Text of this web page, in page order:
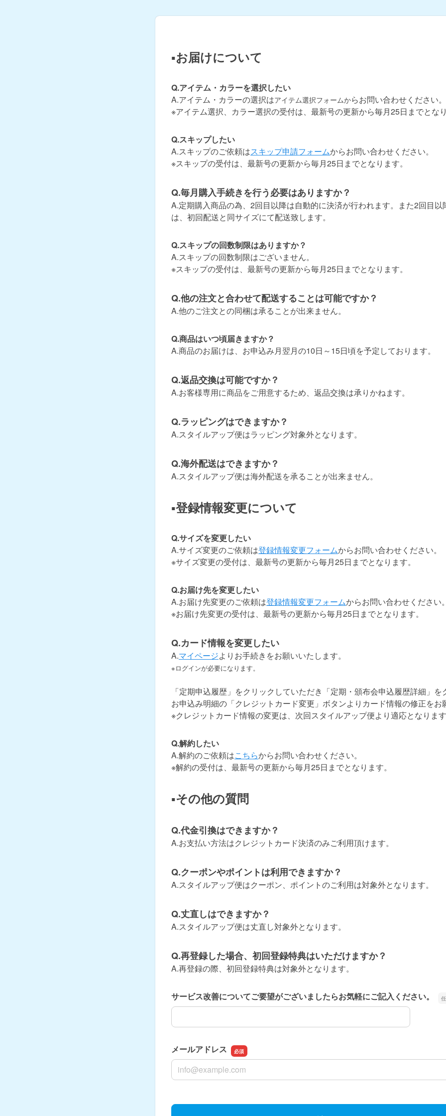
▪お届けについて
Q.アイテム・カラーを選択したい
A.アイテム・カラーの選択はアイテム選択フォームからお問い合わせください。
※アイテム選択、カラー選択の受付は、最新号の更新から毎月25日までとな
Q.スキップしたい
A.スキップのご依頼はスキップ申請フォームからお問い合わせください。
※スキップの受付は、最新号の更新から毎月25日までとなります。
Q.毎月購入手続きを行う必要はありますか？
A.定期購入商品の為、2回目以降は自動的に決済が行われます。また2回目以
は、初回配送と同サイズにて配送致します。
Q.スキップの回数制限はありますか？
A.スキップの回数制限はございません。
※スキップの受付は、最新号の更新から毎月25日までとなります。
Q.他の注文と合わせて配送することは可能ですか？
A.他のご注文との同梱は承ることが出来ません。
Q.商品はいつ頃届きますか？
A.商品のお届けは、お申込み月翌月の10日～15日頃を予定しております。
Q.返品交換は可能ですか？
A.お客様専用に商品をご用意するため、返品交換は承りかねます。
Q.ラッピングはできますか？
A.スタイルアップ便はラッピング対象外となります。
Q.海外配送はできますか？
A.スタイルアップ便は海外配送を承ることが出来ません。
▪登録情報変更について
Q.サイズを変更したい
A.サイズ変更のご依頼は登録情報変更フォームからお問い合わせください。
※サイズ変更の受付は、最新号の更新から毎月25日までとなります。
Q.お届け先を変更したい
A.お届け先変更のご依頼は登録情報変更フォームからお問い合わせください
※お届け先変更の受付は、最新号の更新から毎月25日までとなります。
Q.カード情報を変更したい
A.マイページよりお手続きをお願いいたします。
※ログインが必要になります。
「定期申込履歴」をクリックしていただき「定期・頒布会申込履歴詳細」を
お申込み明細の「クレジットカード変更」ボタンよりカード情報の修正をお
※クレジットカード情報の変更は、次回スタイルアップ便より適応となりま
Q.解約したい
A.解約のご依頼はこちらからお問い合わせください。
※解約の受付は、最新号の更新から毎月25日までとなります。
▪その他の質問
Q.代金引換はできますか？
A.お支払い方法はクレジットカード決済のみご利用頂けます。
Q.クーポンやポイントは利用できますか？
A.スタイルアップ便はクーポン、ポイントのご利用は対象外となります。
Q.丈直しはできますか？
A.スタイルアップ便は丈直し対象外となります。
Q.再登録した場合、初回登録特典はいただけますか？
A.再登録の際、初回登録特典は対象外となります。
サービス改善についてご要望がございましたらお気軽にご記入ください。
サービス改善についてご要望がございましたらお気軽にご記入ください。
メールアドレス
メールアドレス